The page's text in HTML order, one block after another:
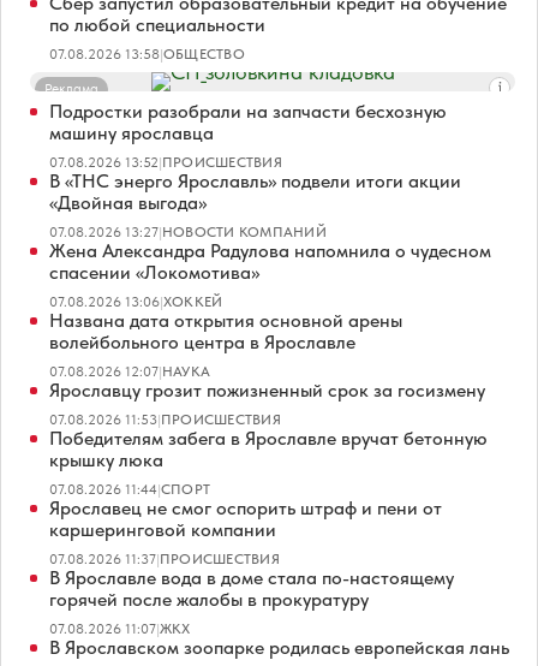
по любой специальности
07.08.2026 13:58|ОБЩЕСТВО
Реклама
Подростки разобрали на запчасти бесхозную
машину ярославца
07.08.2026 13:52|ПРОИСШЕСТВИЯ
В «ТНС энерго Ярославль» подвели итоги акции
«Двойная выгода»
07.08.2026 13:27|НОВОСТИ КОМПАНИЙ
Жена Александра Радулова напомнила о чудесном
спасении «Локомотива»
07.08.2026 13:06|ХОККЕЙ
Названа дата открытия основной арены
волейбольного центра в Ярославле
07.08.2026 12:07|НАУКА
Ярославцу грозит пожизненный срок за госизмену
07.08.2026 11:53|ПРОИСШЕСТВИЯ
Победителям забега в Ярославле вручат бетонную
крышку люка
07.08.2026 11:44|СПОРТ
Ярославец не смог оспорить штраф и пени от
каршеринговой компании
07.08.2026 11:37|ПРОИСШЕСТВИЯ
В Ярославле вода в доме стала по-настоящему
горячей после жалобы в прокуратуру
07.08.2026 11:07|ЖКХ
В Ярославском зоопарке родилась европейская лань